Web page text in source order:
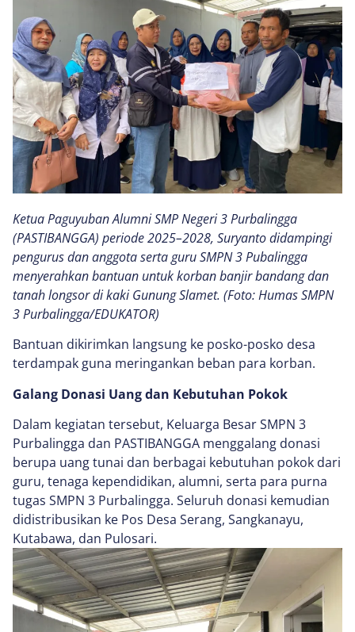
Ketua Paguyuban Alumni SMP Negeri 3 Purbalingga
(PASTIBANGGA) periode 2025–2028, Suryanto didampingi
pengurus dan anggota serta guru SMPN 3 Pubalingga
menyerahkan bantuan untuk korban banjir bandang dan
tanah longsor di kaki Gunung Slamet. (Foto: Humas SMPN
3 Purbalingga/EDUKATOR)
Bantuan dikirimkan langsung ke posko-posko desa
terdampak guna meringankan beban para korban.
Galang Donasi Uang dan Kebutuhan Pokok
Dalam kegiatan tersebut, Keluarga Besar SMPN 3
Purbalingga dan PASTIBANGGA menggalang donasi
berupa uang tunai dan berbagai kebutuhan pokok dari
guru, tenaga kependidikan, alumni, serta para purna
tugas SMPN 3 Purbalingga. Seluruh donasi kemudian
didistribusikan ke Pos Desa Serang, Sangkanayu,
Kutabawa, dan Pulosari.